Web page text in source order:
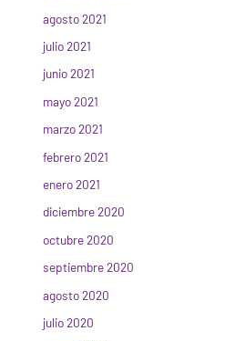
agosto 2021
julio 2021
junio 2021
mayo 2021
marzo 2021
febrero 2021
enero 2021
diciembre 2020
octubre 2020
septiembre 2020
agosto 2020
julio 2020